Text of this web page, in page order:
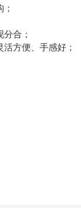
合；
方便、手感好；